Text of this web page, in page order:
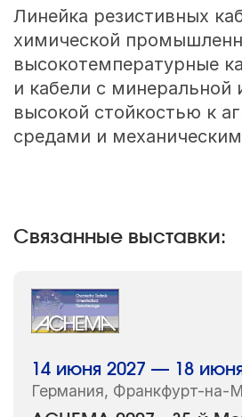
Линейка резистивных
химической
высокотемпературные
и кабели с минеральной
высокой стойкостью к
средами и
Связанные выставки:
14 июня 2027 — 18
Германия, Франкфурт-на-